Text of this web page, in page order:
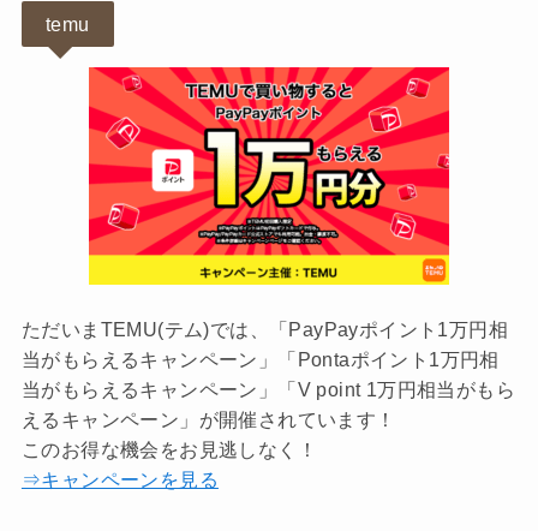
temu
ただいまTEMU(テム)では、「PayPayポイント1万円相
当がもらえるキャンペーン」「Pontaポイント1万円相
当がもらえるキャンペーン」「V point 1万円相当がもら
えるキャンペーン」が開催されています！
このお得な機会をお見逃しなく！
⇒キャンペーンを見る